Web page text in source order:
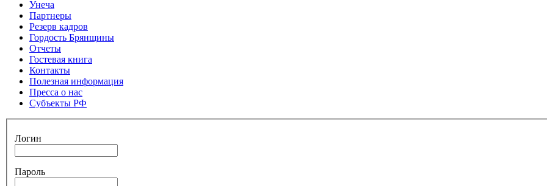
Унеча
Партнеры
Резерв кадров
Гордость Брянщины
Отчеты
Гостевая книга
Контакты
Полезная информация
Пресса о нас
Субъекты РФ
Логин
Пароль